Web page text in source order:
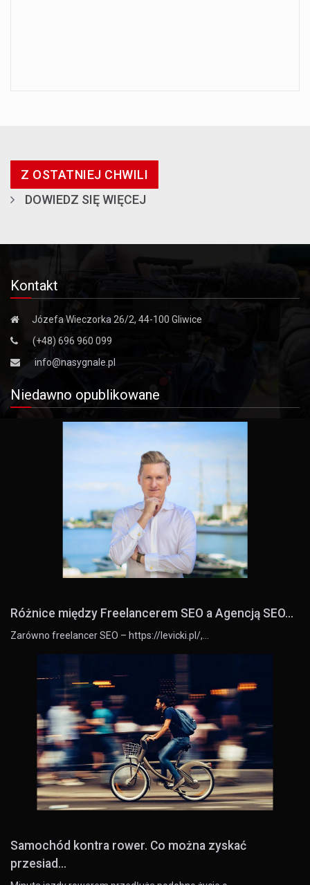
Z OSTATNIEJ CHWILI
DOWIEDZ SIĘ WIĘCEJ
Kontakt
Józefa Wieczorka 26/2, 44-100 Gliwice
(+48) 696 960 099
info@nasygnale.pl
Niedawno opublikowane
Różnice między Freelancerem SEO a Agencją SEO...
Zarówno freelancer SEO – https://levicki.pl/,…
Samochód kontra rower. Co można zyskać
przesiad...